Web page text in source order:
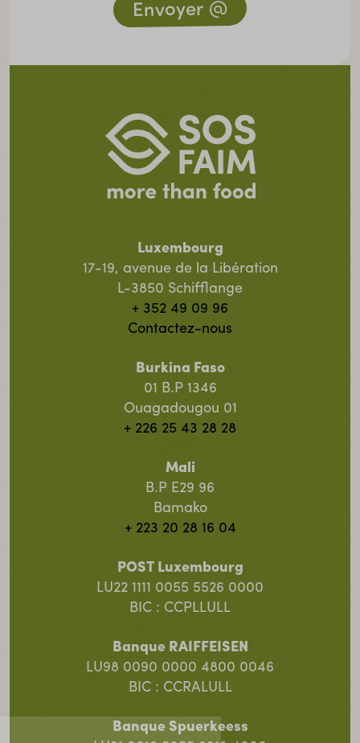
Luxembourg
17-19, avenue de la Libération
L-3850 Schifflange
+ 352 49 09 96
Contactez-nous
Burkina Faso
01 B.P 1346
Ouagadougou 01
+ 226 25 43 28 28
Mali
B.P E29 96
Bamako
+ 223 20 28 16 04
POST Luxembourg
LU22 1111 0055 5526 0000
BIC : CCPLLULL
Banque RAIFFEISEN
LU98 0090 0000 4800 0046
BIC : CCRALULL
Banque Spuerkeess